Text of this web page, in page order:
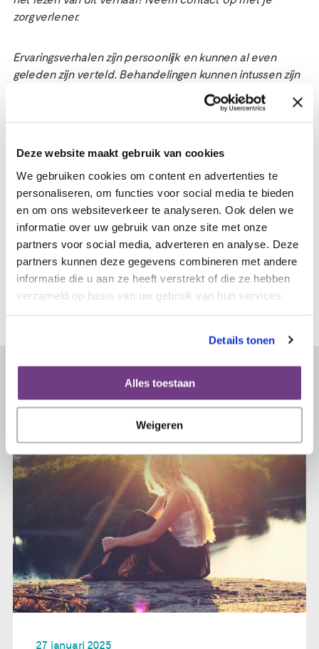
Deze website maakt gebruik van cookies
We gebruiken cookies om content en advertenties te
personaliseren, om functies voor social media te bieden
en om ons websiteverkeer te analyseren. Ook delen we
informatie over uw gebruik van onze site met onze
partners voor social media, adverteren en analyse. Deze
partners kunnen deze gegevens combineren met andere
informatie die u aan ze heeft verstrekt of die ze hebben
verzameld op basis van uw gebruik van hun services.
Details tonen
Alles toestaan
Weigeren
zorgverlener.
Ervaringsverhalen zijn persoonlijk en kunnen al even
geleden zijn verteld. Behandelingen kunnen intussen zijn
Lees meer verhalen over
imiquimod / Aldara crème of
over een voorstadium van
kanker
27 januari 2025